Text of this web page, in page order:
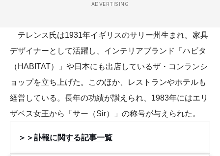
ADVERTISING
テレンス氏は1931年イギリスのサリー州生まれ。家具
デザイナーとして活躍し、インテリアブランド「ハビタ
（HABITAT）」や日本にも出店しているザ・コンランシ
ョップを立ち上げた。このほか、レストランやホテルも
経営している。長年の功績が讃えられ、1983年にはエリ
ザベス女王から「サー（Sir）」の称号が与えられた。
＞＞訃報に関する記事一覧